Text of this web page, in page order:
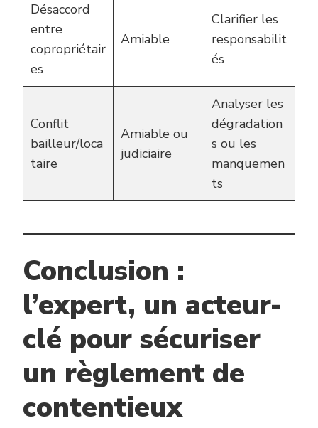
Désaccord
entre
copropriétair
es
Amiable
Clarifier les
responsabilit
és
Conflit
bailleur/loca
taire
Amiable ou
judiciaire
Analyser les
dégradation
s ou les
manquemen
ts
Conclusion :
l’expert, un acteur-
clé pour sécuriser
un règlement de
contentieux